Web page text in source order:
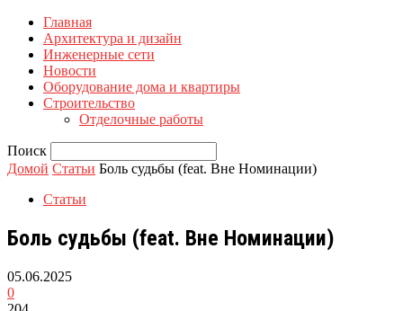
Главная
Архитектура и дизайн
Инженерные сети
Новости
Оборудование дома и квартиры
Строительство
Отделочные работы
Поиск
Домой Статьи Боль судьбы (feat. Вне Номинации)
Статьи
Боль судьбы (feat. Вне Номинации)
05.06.2025
0